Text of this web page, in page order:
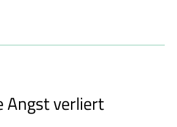
Angst verliert